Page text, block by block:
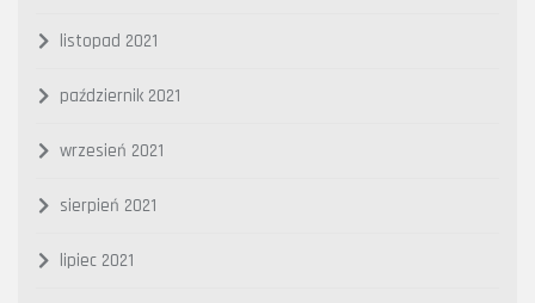
listopad 2021
październik 2021
wrzesień 2021
sierpień 2021
lipiec 2021